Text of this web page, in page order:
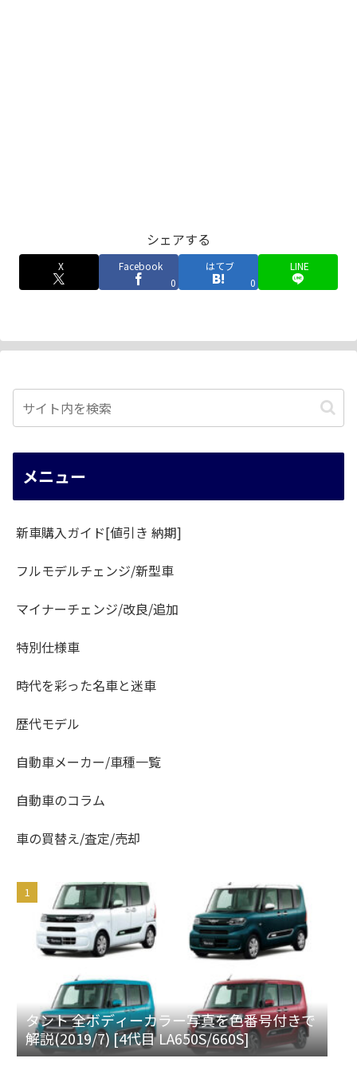
シェアする
X
Facebook
0
はてブ
0
LINE
メニュー
新車購入ガイド[値引き 納期]
フルモデルチェンジ/新型車
マイナーチェンジ/改良/追加
特別仕様車
時代を彩った名車と迷車
歴代モデル
自動車メーカー/車種一覧
自動車のコラム
車の買替え/査定/売却
タント 全ボディーカラー写真を色番号付きで
解説(2019/7) [4代目 LA650S/660S]